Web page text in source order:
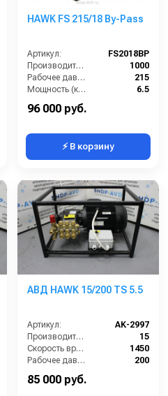
HAWK FS 215/18 By-Pass
Артикул:
FS2018BP
Производительность (л/ч):
1000
Рабочее давление (бар):
215
Мощность (кВт):
6.5
96 000 руб.
⚡ В корзину
АВД HAWK 15/200 TS 5.5
Артикул:
AK-2997
Производительность (л/мин):
15
Скорость вращения (об/мин):
1450
Рабочее давление (бар):
200
85 000 руб.